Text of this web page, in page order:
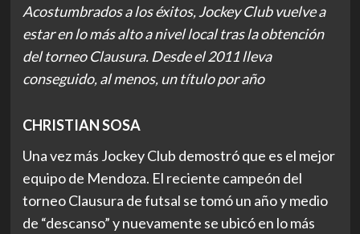
Acostumbrados a los éxitos, Jockey Club vuelve a
estar en lo más alto a nivel local tras la obtención
del torneo Clausura. Desde el 2011 lleva
conseguido, al menos, un título por año
CHRISTIAN SOSA
Una vez más Jockey Club demostró que es el mejor
equipo de Mendoza. El reciente campeón del
torneo Clausura de futsal se tomó un año y medio
de “descanso” y nuevamente se ubicó en lo más